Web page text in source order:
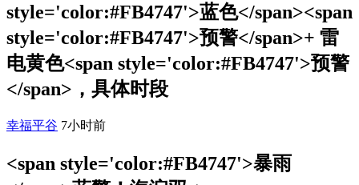
style='color:#FB4747'>蓝色</span><span
style='color:#FB4747'>预警</span>+ 雷
电黄色<span style='color:#FB4747'>预警
</span>，具体时段
幸福平谷 7小时前
<span style='color:#FB4747'>暴雨